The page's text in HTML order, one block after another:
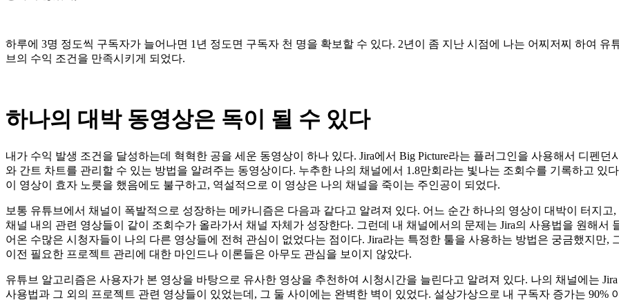
하루에 3명 정도씩 구독자가 늘어나면 1년 정도면 구독자 천 명을 확보할 수 있다. 2년이 좀 지난 시점에 나는 어찌저찌 하여 유
브의 수익 조건을 만족시키게 되었다.
하나의 대박 동영상은 독이 될 수 있다
내가 수익 발생 조건을 달성하는데 혁혁한 공을 세운 동영상이 하나 있다. Jira에서 Big Picture라는 플러그인을 사용해서 디펜던시
와 간트 차트를 관리할 수 있는 방법을 알려주는 동영상이다. 누추한 나의 채널에서 1.8만회라는 빛나는 조회수를 기록하고 있
이 영상이 효자 노릇을 했음에도 불구하고, 역설적으로 이 영상은 나의 채널을 죽이는 주인공이 되었다.
보통 유튜브에서 채널이 폭발적으로 성장하는 메카니즘은 다음과 같다고 알려져 있다. 어느 순간 하나의 영상이 대박이 터지고,
채널 내의 관련 영상들이 같이 조회수가 올라가서 채널 자체가 성장한다. 그런데 내 채널에서의 문제는 Jira의 사용법을 원해서
어온 수많은 시청자들이 나의 다른 영상들에 전혀 관심이 없었다는 점이다. Jira라는 특정한 툴을 사용하는 방법은 궁금했지만,
이전 필요한 프로젝트 관리에 대한 마인드나 이론들은 아무도 관심을 보이지 않았다.
유튜브 알고리즘은 사용자가 본 영상을 바탕으로 유사한 영상을 추천하여 시청시간을 늘린다고 알려져 있다. 나의 채널에는 Jira
사용법과 그 외의 프로젝트 관련 영상들이 있었는데, 그 둘 사이에는 완벽한 벽이 있었다. 설상가상으로 내 구독자 증가는 90% 이